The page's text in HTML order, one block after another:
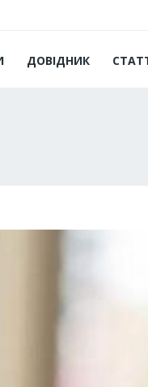
ДОВІДНИК